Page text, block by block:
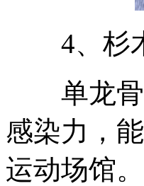
4、杉
单龙骨
感染力，
运动场馆